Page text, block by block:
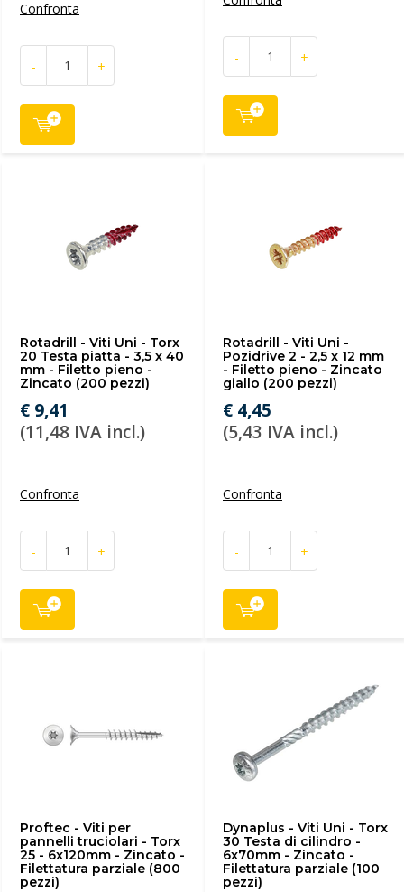
Confronta
- +
- +
Rotadrill - Viti Uni - Torx
20 Testa piatta - 3,5 x 40
mm - Filetto pieno -
Zincato (200 pezzi)
€ 9,41
(11,48 IVA incl.)
Confronta
- +
Rotadrill - Viti Uni -
Pozidrive 2 - 2,5 x 12 mm
- Filetto pieno - Zincato
giallo (200 pezzi)
€ 4,45
(5,43 IVA incl.)
Confronta
- +
Proftec - Viti per
pannelli truciolari - Torx
25 - 6x120mm - Zincato -
Filettatura parziale (800
pezzi)
Dynaplus - Viti Uni - Torx
30 Testa di cilindro -
6x70mm - Zincato -
Filettatura parziale (100
pezzi)